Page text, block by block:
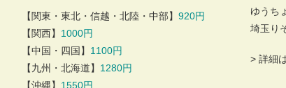
【関東・東北・信越・北陸・中部】920円
【関西】 1000円
【中国・四国】 1100円
【九州・北海道】 1280円
【沖縄】 1550円
ゆうち
埼玉り
>詳細